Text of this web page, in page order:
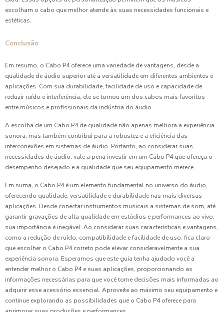
escolham o cabo que melhor atende às suas necessidades funcionais e
estéticas.
Conclusão
Em resumo, o Cabo P4 oferece uma variedade de vantagens, desde a
qualidade de áudio superior até a versatilidade em diferentes ambientes e
aplicações. Com sua durabilidade, facilidade de uso e capacidade de
reduzir ruído e interferência, ele se tornou um dos cabos mais favoritos
entre músicos e profissionais da indústria do áudio.
A escolha de um Cabo P4 de qualidade não apenas melhora a experiência
sonora, mas também contribui para a robustez e a eficiência das
interconexões em sistemas de áudio. Portanto, ao considerar suas
necessidades de áudio, vale a pena investir em um Cabo P4 que ofereça o
desempenho desejado e a qualidade que seu equipamento merece.
Em suma, o Cabo P4 é um elemento fundamental no universo do áudio,
oferecendo qualidade, versatilidade e durabilidade nas mais diversas
aplicações. Desde conectar instrumentos musicais a sistemas de som, até
garantir gravações de alta qualidade em estúdios e performances ao vivo,
sua importância é inegável. Ao considerar suas características e vantagens,
como a redução de ruído, compatibilidade e facilidade de uso, fica claro
que escolher o Cabo P4 correto pode elevar consideravelmente a sua
experiência sonora. Esperamos que este guia tenha ajudado você a
entender melhor o Cabo P4 e suas aplicações, proporcionando as
informações necessárias para que você tome decisões mais informadas ao
adquirir esse acessório essencial. Aproveite ao máximo seu equipamento e
continue explorando as possibilidades que o Cabo P4 oferece para